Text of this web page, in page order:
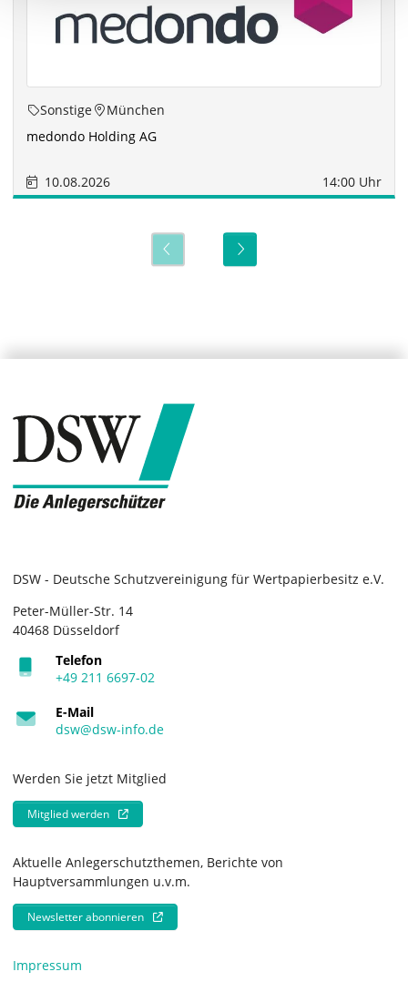
Sonstige
München
medondo Holding AG
10.08.2026 14:00 Uhr
DSW - Deutsche Schutzvereinigung für Wertpapierbesitz e.V.
Peter-Müller-Str. 14
40468 Düsseldorf
Telefon
+49 211 6697-02
E-Mail
dsw@dsw-info.de
Werden Sie jetzt Mitglied
Mitglied werden
Aktuelle Anlegerschutzthemen, Berichte von
Hauptversammlungen u.v.m.
Newsletter abonnieren
Impressum